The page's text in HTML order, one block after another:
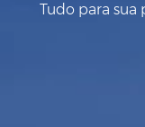
Tudo para sua